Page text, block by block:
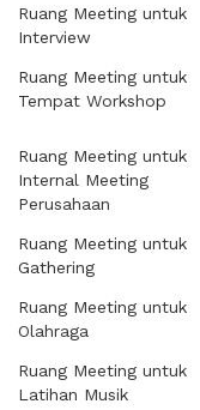
Ruang Meeting untuk
Interview
Ruang Meeting untuk
Tempat Workshop
Ruang Meeting untuk
Internal Meeting
Perusahaan
Ruang Meeting untuk
Gathering
Ruang Meeting untuk
Olahraga
Ruang Meeting untuk
Latihan Musik